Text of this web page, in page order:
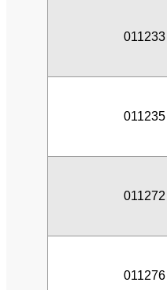
011233
011235
011272
011276